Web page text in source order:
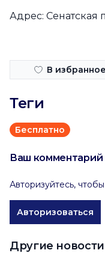
Адрес: Cенатская
В избранное
Теги
Бесплатно
Ваш комментарий
Авторизуйтесь,
Авторизоваться
Другие